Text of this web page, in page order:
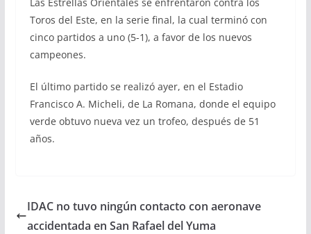
Toros del Este, en la serie final, la cual terminó con
cinco partidos a uno (5-1), a favor de los nuevos
campeones.
El último partido se realizó ayer, en el Estadio
Francisco A. Micheli, de La Romana, donde el equipo
verde obtuvo nueva vez un trofeo, después de 51
años.
IDAC no tuvo ningún contacto con aeronave
accidentada en San Rafael del Yuma